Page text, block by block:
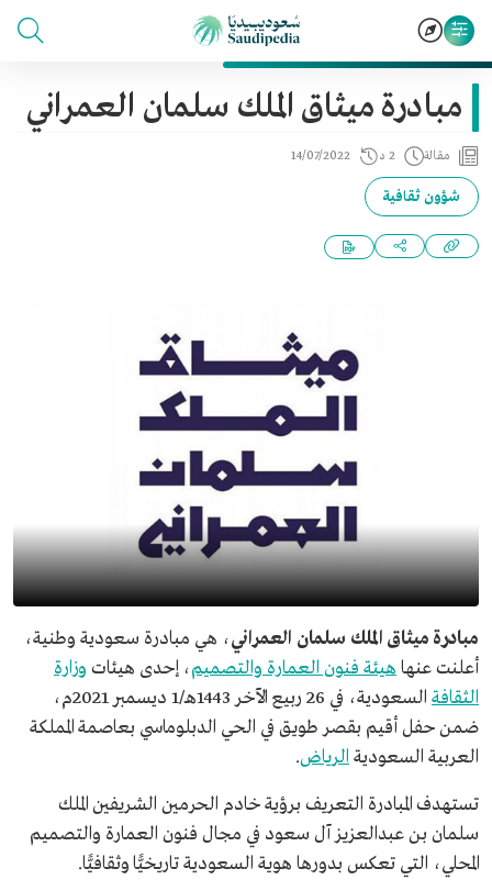
مبادرة ميثاق الملك سلمان العمراني
مقالة 2 د 14/07/2022
شؤون ثقافية
مبادرة ميثاق الملك سلمان العمراني، هي مبادرة سعودية وطنية،
أعلنت عنها هيئة فنون العمارة والتصميم، إحدى هيئات وزارة
الثقافة
السعودية، في 26 ربيع الآخر 1443هـ/1 ديسمبر 2021م،
ضمن حفل أقيم بقصر طويق في الحي الدبلوماسي بعاصمة المملكة
العربية السعودية الرياض.
تستهدف المبادرة التعريف برؤية خادم الحرمين الشريفين الملك
سلمان بن عبدالعزيز آل سعود في مجال فنون العمارة والتصميم
المحلي، التي تعكس بدورها هوية السعودية تاريخيًّا وثقافيًّا.